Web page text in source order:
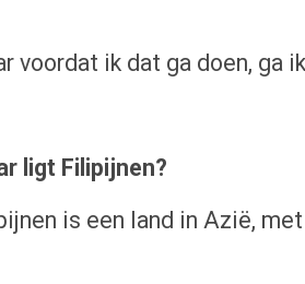
voordat ik dat ga doen, ga
ligt Filipijnen?
is een land in Azië,